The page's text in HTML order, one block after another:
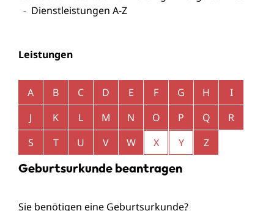
Dienstleistungen A-Z
Leistungen
Alphabetisches Register überspringen
A B C D E F G H
I
J
K L M N O P Q
R
S
T U V W X Y Z
Geburtsurkunde beantragen
Sie benötigen eine Geburtsurkunde?